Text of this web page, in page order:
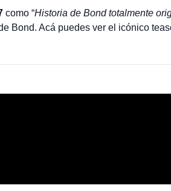
como “Historia de Bond totalmente
Bond. Acá puedes ver el icónico